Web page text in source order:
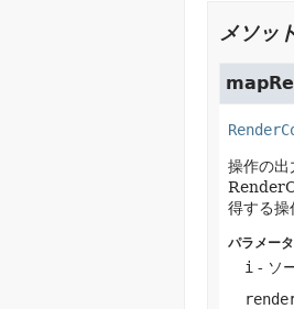
メソッ
操作の
得する操
パラメー
i - ソ